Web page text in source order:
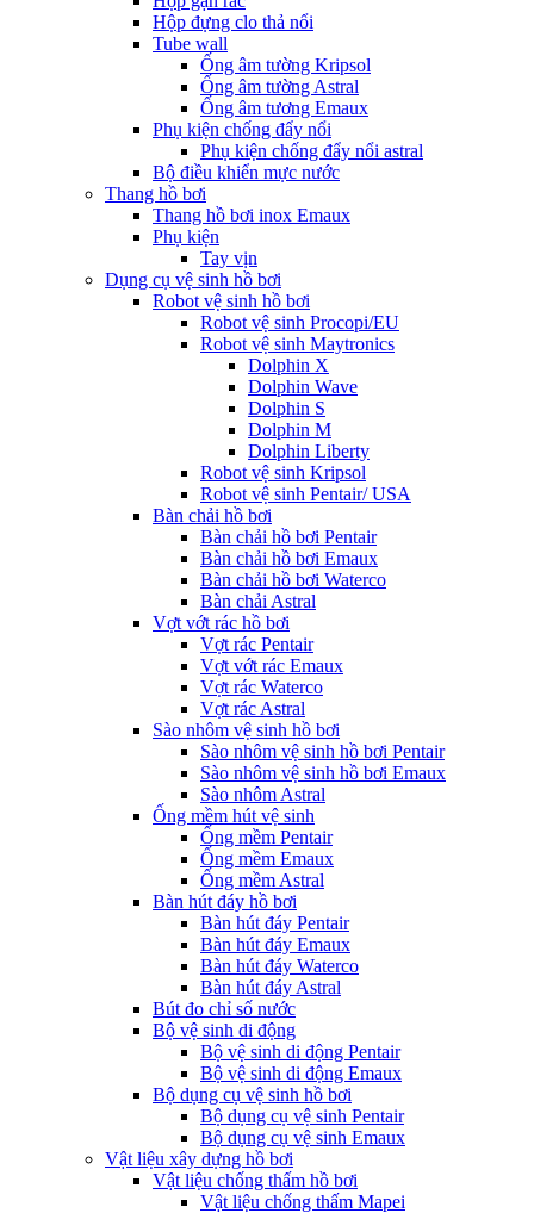
Hộp đựng clo thả nổi
Tube wall
Ống âm tường Kripsol
Ống âm tường Astral
Ống âm tương Emaux
Phụ kiện chống đẩy nổi
Phụ kiện chống đẩy nổi astral
Bộ điều khiển mực nước
Thang hồ bơi
Thang hồ bơi inox Emaux
Phụ kiện
Tay vịn
Dụng cụ vệ sinh hồ bơi
Robot vệ sinh hồ bơi
Robot vệ sinh Procopi/EU
Robot vệ sinh Maytronics
Dolphin X
Dolphin Wave
Dolphin S
Dolphin M
Dolphin Liberty
Robot vệ sinh Kripsol
Robot vệ sinh Pentair/ USA
Bàn chải hồ bơi
Bàn chải hồ bơi Pentair
Bàn chải hồ bơi Emaux
Bàn chải hồ bơi Waterco
Bàn chải Astral
Vợt vớt rác hồ bơi
Vợt rác Pentair
Vợt vớt rác Emaux
Vợt rác Waterco
Vợt rác Astral
Sào nhôm vệ sinh hồ bơi
Sào nhôm vệ sinh hồ bơi Pentair
Sào nhôm vệ sinh hồ bơi Emaux
Sào nhôm Astral
Ống mềm hút vệ sinh
Ống mềm Pentair
Ống mềm Emaux
Ống mềm Astral
Bàn hút đáy hồ bơi
Bàn hút đáy Pentair
Bàn hút đáy Emaux
Bàn hút đáy Waterco
Bàn hút đáy Astral
Bút đo chỉ số nước
Bộ vệ sinh di động
Bộ vệ sinh di động Pentair
Bộ vệ sinh di động Emaux
Bộ dụng cụ vệ sinh hồ bơi
Bộ dụng cụ vệ sinh Pentair
Bộ dụng cụ vệ sinh Emaux
Vật liệu xây dựng hồ bơi
Vật liệu chống thấm hồ bơi
Vật liệu chống thấm Mapei